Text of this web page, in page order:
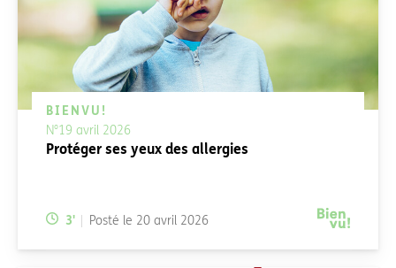
BIENVU!
N°19 avril 2026
Protéger ses yeux des allergies
Temps de lecture:
3' Posté le 20 avril 2026